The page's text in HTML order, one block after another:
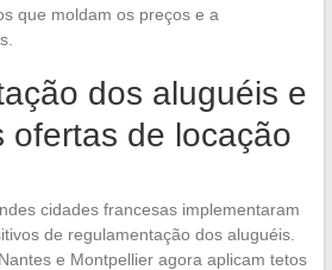
que moldam os preços e a
dos aluguéis e
ofertas de locação
cidades francesas implementaram
de regulamentação dos aluguéis.
e Montpellier agora aplicam tetos